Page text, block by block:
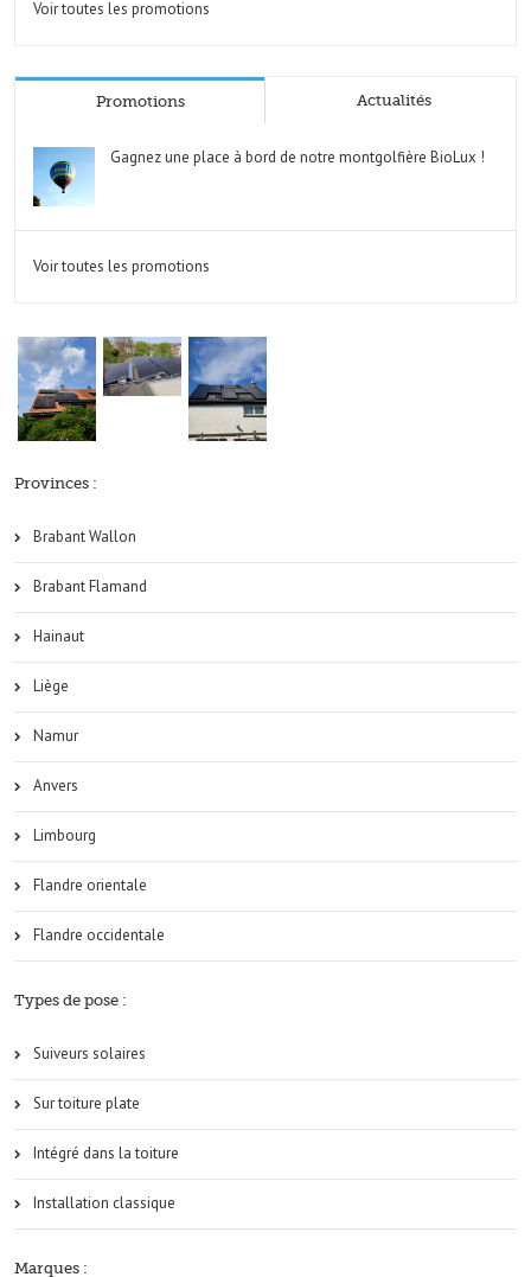
Voir toutes les promotions
Promotions Actualités
Gagnez une place à bord de notre montgolfière BioLux !
Voir toutes les promotions
Provinces :
Brabant Wallon
Brabant Flamand
Hainaut
Liège
Namur
Anvers
Limbourg
Flandre orientale
Flandre occidentale
Types de pose :
Suiveurs solaires
Sur toiture plate
Intégré dans la toiture
Installation classique
Marques :